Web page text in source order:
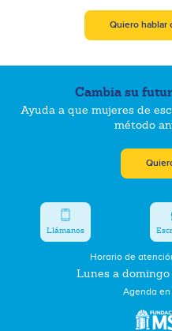
Quiero hablar
Cambia su
Ayuda a que mujeres de
método
Horario de
Lunes a domingo
Agenda
Llámanos